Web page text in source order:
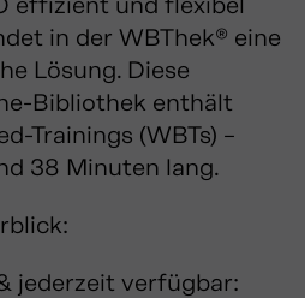
in der WBThek® eine
Lösung. Diese
Bibliothek enthält
Trainings (WBTs) –
38 Minuten lang.
jederzeit verfügbar: